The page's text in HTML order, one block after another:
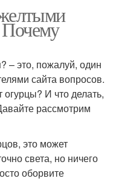
Почему
– это, пожалуй, один
сайта вопросов.
И что делать,
рассмотрим
это может
света, но ничего
оборвите